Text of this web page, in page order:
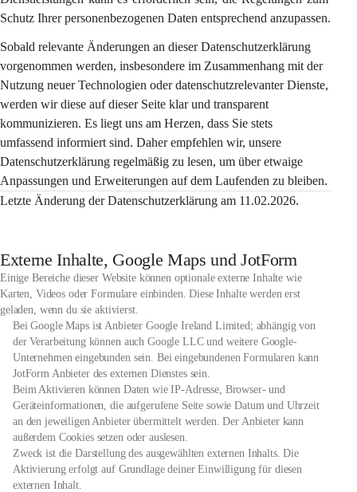
Schutz Ihrer personenbezogenen Daten entsprechend anzupassen.
Sobald relevante Änderungen an dieser Datenschutzerklärung
vorgenommen werden, insbesondere im Zusammenhang mit der
Nutzung neuer Technologien oder datenschutzrelevanter Dienste,
werden wir diese auf dieser Seite klar und transparent
kommunizieren. Es liegt uns am Herzen, dass Sie stets
umfassend informiert sind. Daher empfehlen wir, unsere
Datenschutzerklärung regelmäßig zu lesen, um über etwaige
Anpassungen und Erweiterungen auf dem Laufenden zu bleiben.
Letzte Änderung der Datenschutzerklärung am 11.02.2026.
Externe Inhalte, Google Maps und JotForm
Einige Bereiche dieser Website können optionale externe Inhalte wie
Karten, Videos oder Formulare einbinden. Diese Inhalte werden erst
geladen, wenn du sie aktivierst.
Bei Google Maps ist Anbieter Google Ireland Limited; abhängig von
der Verarbeitung können auch Google LLC und weitere Google-
Unternehmen eingebunden sein. Bei eingebundenen Formularen kann
JotForm Anbieter des externen Dienstes sein.
Beim Aktivieren können Daten wie IP-Adresse, Browser- und
Geräteinformationen, die aufgerufene Seite sowie Datum und Uhrzeit
an den jeweiligen Anbieter übermittelt werden. Der Anbieter kann
außerdem Cookies setzen oder auslesen.
Zweck ist die Darstellung des ausgewählten externen Inhalts. Die
Aktivierung erfolgt auf Grundlage deiner Einwilligung für diesen
externen Inhalt.